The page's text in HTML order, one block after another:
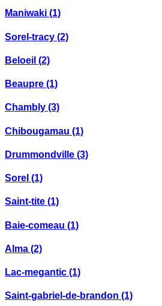
Maniwaki (1)
Sorel-tracy (2)
Beloeil (2)
Beaupre (1)
Chambly (3)
Chibougamau (1)
Drummondville (3)
Sorel (1)
Saint-tite (1)
Baie-comeau (1)
Alma (2)
Lac-megantic (1)
Saint-gabriel-de-brandon (1)